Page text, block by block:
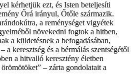
kérhetjük ezt, és Isten beteljesíti
Őrá irányul, Őtőle származik.
a reménységet vigyétek
növekedni fogtok a hitben,
a küldetésnek a befogadásában,
a keresztség és a bérmálás szentségétől
a hitvalló keresztény életben
– zárta gondolatait a